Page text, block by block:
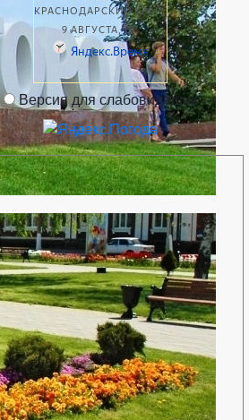
Версия для слабовидящих